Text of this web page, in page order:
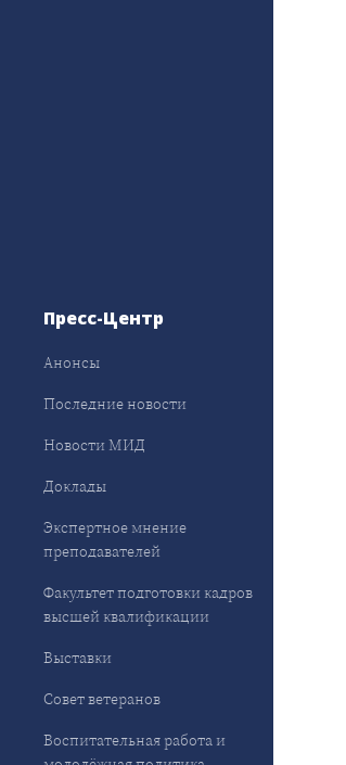
Пресс-Центр
Анонсы
Последние новости
Новости МИД
Доклады
Экспертное мнение
преподавателей
Факультет подготовки кадров
высшей квалификации
Выставки
Совет ветеранов
Воспитательная работа и